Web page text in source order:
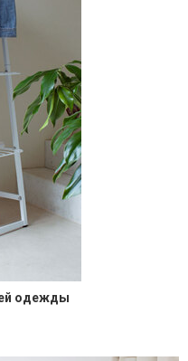
одежды